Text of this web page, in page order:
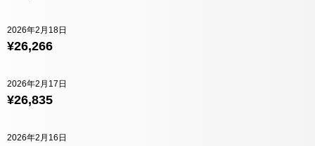
¥26,266
2026年2月18日
¥26,835
2026年2月17日
2026年2月16日